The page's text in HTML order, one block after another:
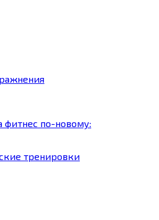
фитнес по-новому:
тренировки